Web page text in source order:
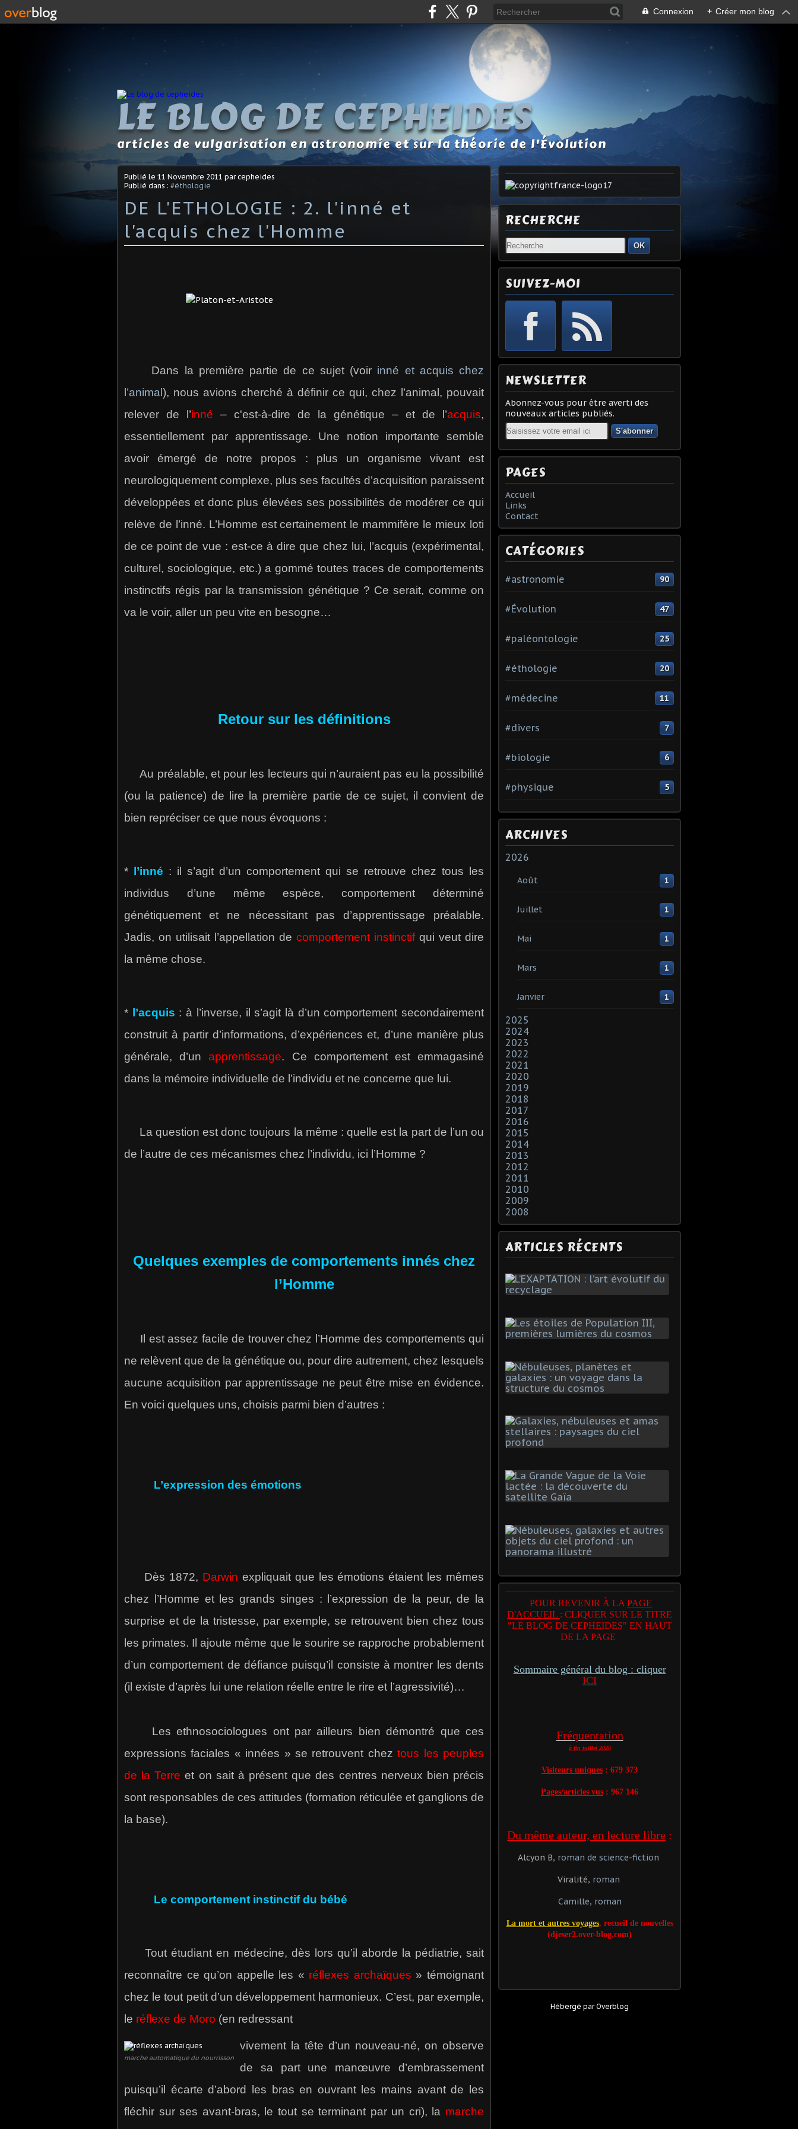
Connexion + Créer mon blog
LE BLOG DE CEPHEIDES
articles de vulgarisation en astronomie et sur la théorie de l'Évolution
Publié le 11 Novembre 2011 par cepheides
Publié dans : #éthologie
DE L'ETHOLOGIE : 2. l'inné et
l'acquis chez l'Homme
Dans la première partie de ce sujet (voir inné et acquis chez
l’animal), nous avions cherché à définir ce qui, chez l’animal, pouvait
relever de l’inné – c'est-à-dire de la génétique – et de l’acquis,
essentiellement par apprentissage. Une notion importante semble
avoir émergé de notre propos : plus un organisme vivant est
neurologiquement complexe, plus ses facultés d’acquisition paraissent
développées et donc plus élevées ses possibilités de modérer ce qui
relève de l’inné. L’Homme est certainement le mammifère le mieux loti
de ce point de vue : est-ce à dire que chez lui, l’acquis (expérimental,
culturel, sociologique, etc.) a gommé toutes traces de comportements
instinctifs régis par la transmission génétique ? Ce serait, comme on
va le voir, aller un peu vite en besogne…
Retour sur les définitions
Au préalable, et pour les lecteurs qui n’auraient pas eu la possibilité
(ou la patience) de lire la première partie de ce sujet, il convient de
bien repréciser ce que nous évoquons :
* l’inné : il s’agit d’un comportement qui se retrouve chez tous les
individus d’une même espèce, comportement déterminé
génétiquement et ne nécessitant pas d’apprentissage préalable.
Jadis, on utilisait l’appellation de comportement instinctifqui veut dire
la même chose.
* l’acquis : à l’inverse, il s’agit là d’un comportement secondairement
construit à partir d’informations, d’expériences et, d’une manière plus
générale, d’unapprentissage. Ce comportement est emmagasiné
dans la mémoire individuelle de l’individu et ne concerne que lui.
La question est donc toujours la même : quelle est la part de l’un ou
de l’autre de ces mécanismes chez l’individu, ici l’Homme ?
Quelques exemples de comportements innés chez
l’Homme
Il est assez facile de trouver chez l’Homme des comportements qui
ne relèvent que de la génétique ou, pour dire autrement, chez lesquels
aucune acquisition par apprentissage ne peut être mise en évidence.
En voici quelques uns, choisis parmi bien d’autres :
L’expression des émotions
Dès 1872, Darwin expliquait que les émotions étaient les mêmes
chez l’Homme et les grands singes : l’expression de la peur, de la
surprise et de la tristesse, par exemple, se retrouvent bien chez tous
les primates. Il ajoute même que le sourire se rapproche probablement
d’un comportement de défiance puisqu’il consiste à montrer les dents
(il existe d’après lui une relation réelle entre le rire et l’agressivité)…
Les ethnosociologues ont par ailleurs bien démontré que ces
expressions faciales « innées » se retrouvent cheztous les peuples
de la Terre et on sait à présent que des centres nerveux bien précis
sont responsables de ces attitudes (formation réticulée et ganglions de
la base).
Le comportement instinctif du bébé
Tout étudiant en médecine, dès lors qu’il aborde la pédiatrie, sait
reconnaître ce qu’on appelle les « réflexes archaïques » témoignant
chez le tout petit d’un développement harmonieux. C’est, par exemple,
le réflexe de Moro (en redressant
marche automatique du nourrisson
vivement la tête d’un nouveau-né, on observe
de sa part une manœuvre d’embrassement
puisqu’il écarte d’abord les bras en ouvrant les mains avant de les
fléchir sur ses avant-bras, le tout se terminant par un cri), la marche
RECHERCHE
OK
SUIVEZ-MOI
NEWSLETTER
Abonnez-vous pour être averti des
nouveaux articles publiés.
Email
PAGES
Accueil
Links
Contact
CATÉGORIES
#astronomie 90
#Évolution 47
#paléontologie 25
#éthologie 20
#médecine 11
#divers 7
#biologie 6
#physique 5
ARCHIVES
2026
Août 1
Juillet 1
Mai 1
Mars 1
Janvier 1
2025
2024
2023
2022
2021
2020
2019
2018
2017
2016
2015
2014
2013
2012
2011
2010
2009
2008
ARTICLES RÉCENTS
POUR REVENIR À LA PAGE
D'ACCUEIL : CLIQUER SUR LE TITRE
"LE BLOG DE CEPHEIDES" EN HAUT
DE LA PAGE
Sommaire général du blog : cliquer
ICI
Fréquentation
à fin juillet 2026
Visiteurs uniques : 679 373
Pages/articles vus : 967 146
Du même auteur, en lecture libre :
Alcyon B, roman de science-fiction
Viralité, roman
Camille, roman
La mort et autres voyages, recueil de nouvelles
(djeser2.over-blog.com)
Hébergé parOverblog